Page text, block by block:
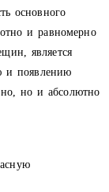
основного
и равномерно
является
и появлению
но и абсолютно